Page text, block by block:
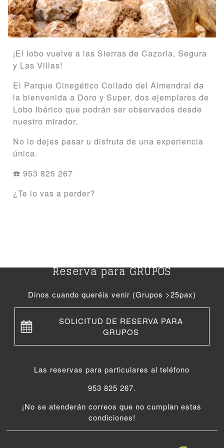
¡El lobo vuelve a las Sierras de Cazorla, Segura
y Las Villas!
El Parque Cinegético Collado del Almendral da
la bienvenida a Doro y Super, dos ejemplares de
Lobo Ibérico que podrán ser observados desde
nuestro mirador.
No lo dejes pasar u disfruta de una experiencia
única.
☎️ 953 825 267
¿Te lo vas a perder?
Reserva para GRUPOS
Dinos cuando queréis venir (Grupos >25pax)
SOLICITUD DE RESERVA PARA
GRUPOS
Las reservas para particulares al teléfono
953 825 267.
¡No se atenderán correos que no cumplan estas
condiciones!